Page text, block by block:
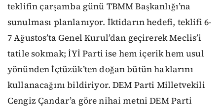
teklifin çarşamba günü TBMM Başkanlığı’na
sunulması planlanıyor. İktidarın hedefi, teklifi 6-
7 Ağustos’ta Genel Kurul’dan geçirerek Meclis’i
tatile sokmak; İYİ Parti ise hem içerik hem usul
yönünden İçtüzük’ten doğan bütün haklarını
kullanacağını bildiriyor. DEM Parti Milletvekili
Cengiz Çandar’a göre nihai metni DEM Parti